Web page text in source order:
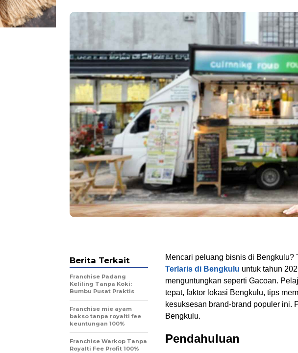
Mencari peluang bisnis di Bengkulu?
Terlaris di Bengkulu untuk tahun
menguntungkan seperti Gacoan.
tepat, faktor lokasi Bengkulu, tips
kesuksesan brand-brand populer ini.
Bengkulu.
Pendahuluan
Berita Terkait
Franchise Padang
Keliling Tanpa Koki:
Bumbu Pusat Praktis
Franchise mie ayam
bakso tanpa royalti fee
keuntungan 100%
Franchise Warkop Tanpa
Royalti Fee Profit 100%